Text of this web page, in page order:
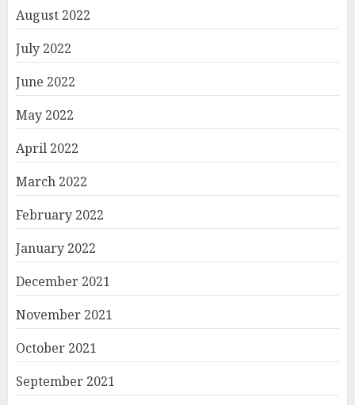
August 2022
July 2022
June 2022
May 2022
April 2022
March 2022
February 2022
January 2022
December 2021
November 2021
October 2021
September 2021